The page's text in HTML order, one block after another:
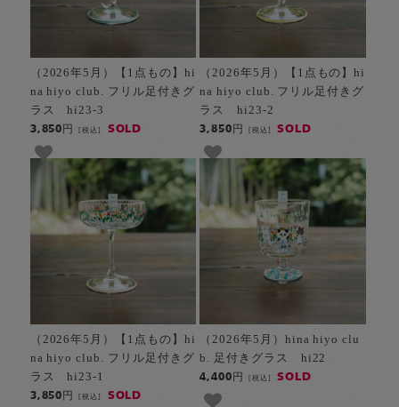
（2026年5月）【1点もの】hi
na hiyo club. フリル足付きグ
ラス hi23-3
3,850円[税込] SOLD
（2026年5月）【1点もの】hi
na hiyo club. フリル足付きグ
ラス hi23-2
3,850円 [税込] SOLD
（2026年5月）【1点もの】hi
na hiyo club. フリル足付きグ
ラス hi23-1
3,850円[税込] SOLD
（2026年5月）hina hiyo clu
b. 足付きグラス hi22
4,400円 [税込] SOLD